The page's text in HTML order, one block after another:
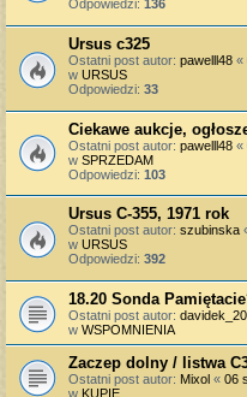
Odpowiedzi: 136
Ursus c325
Ostatni post autor: pawelll48 «
w URSUS
Odpowiedzi: 33
Ciekawe aukcje,
Ostatni post autor: pawelll48 «
w SPRZEDAM
Odpowiedzi: 103
Ursus C-355, 1971 rok
Ostatni post autor: szubinska
w URSUS
Odpowiedzi: 392
18.20 Sonda
Ostatni post autor: davidek_20
w WSPOMNIENIA
Zaczep dolny / listwa
Ostatni post autor: Mixol « 06
w KUPIĘ